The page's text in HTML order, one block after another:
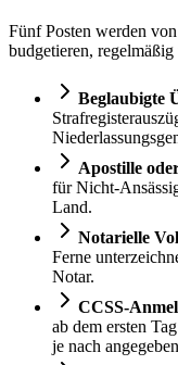
Fünf Posten werden
budgetieren, regelmäßig
Beglaubigte
Apostille
für Nicht-
Land.
Notarielle
Ferne
Notar.
CCSS-
ab dem ersten
je nach